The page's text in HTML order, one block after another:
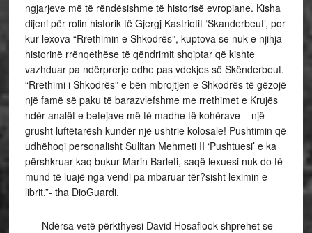
ngjarjeve më të rëndësishme të historisë evropiane. Kisha
dijeni për rolin historik të Gjergj Kastriotit ‘Skanderbeut’, por
kur lexova “Rrethimin e Shkodrës”, kuptova se nuk e njihja
historinë rrënqethëse të qëndrimit shqiptar që kishte
vazhduar pa ndërprerje edhe pas vdekjes së Skënderbeut.
“Rrethimi i Shkodrës” e bën mbrojtjen e Shkodrës të gëzojë
një famë së paku të barazvlefshme me rrethimet e Krujës
ndër analët e betejave më të madhe të kohërave – një
grusht luftëtarësh kundër një ushtrie kolosale! Pushtimin që
udhëhoqi personalisht Sulltan Mehmeti II ‘Pushtuesi’ e ka
përshkruar kaq bukur Marin Barleti, saqë lexuesi nuk do të
mund të luajë nga vendi pa mbaruar tër?sisht leximin e
librit.”- tha DioGuardi.
Ndërsa vetë përkthyesi David Hosaflook shprehet se